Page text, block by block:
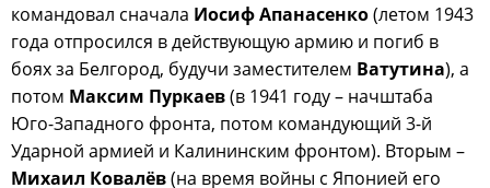
командовал сначала Иосиф Апанасенко(летом 1943
года отпросился в действующую армию и погиб в
боях за Белгород, будучи заместителем Ватутина), а
потом Максим Пуркаев(в 1941 году – начштаба
Юго-Западного фронта, потом командующий 3-й
Ударной армией и Калининским фронтом). Вторым –
Михаил Ковалёв(на время войны с Японией его